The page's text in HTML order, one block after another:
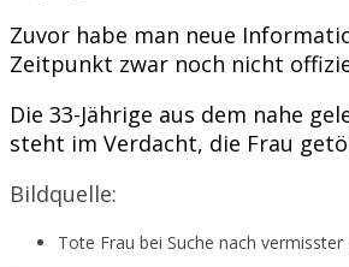
Zuvor habe man neue
Zeitpunkt zwar noch nicht
Die 33-Jährige aus dem nahe
steht im Verdacht, die Frau
Bildquelle:
Tote Frau bei Suche nach